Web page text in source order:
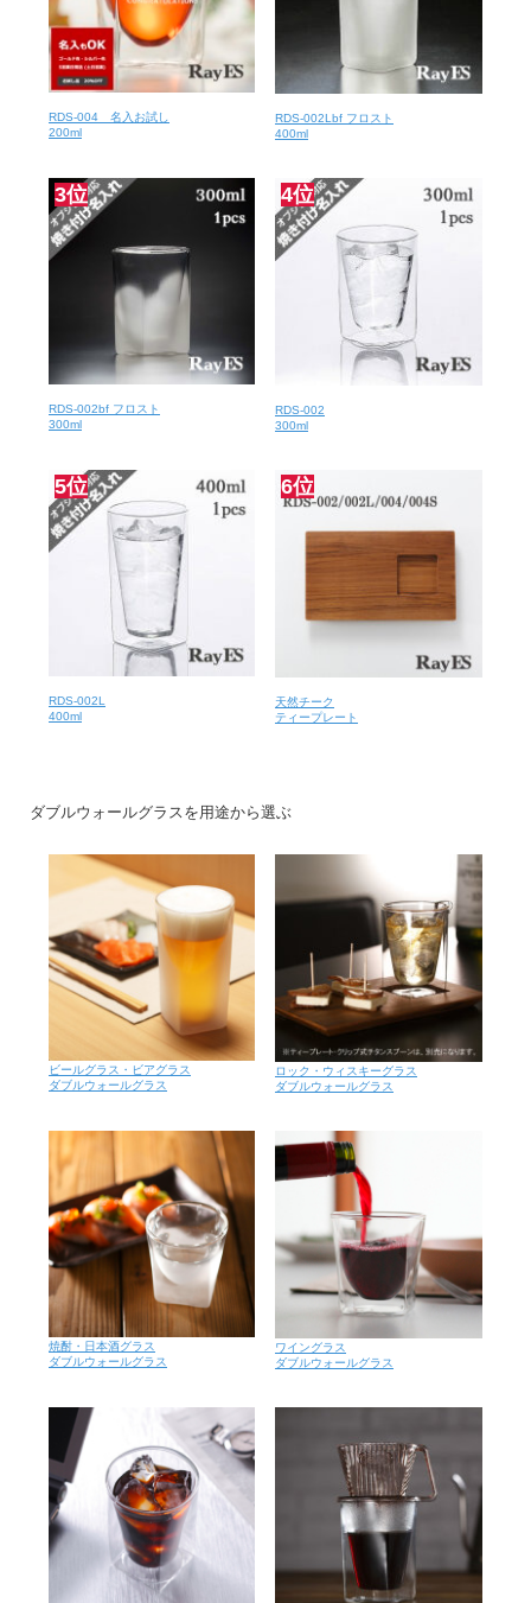
RDS-004 名入お試し
200ml
RDS-002Lbf フロスト
400ml
3位
RDS-002bf フロスト
300ml
4位
RDS-002
300ml
5位
RDS-002L
400ml
6位
天然チーク
ティープレート
ダブルウォールグラスを用途から選ぶ
ビールグラス・ビアグラス
ダブルウォールグラス
ロック・ウィスキーグラス
ダブルウォールグラス
焼酎・日本酒グラス
ダブルウォールグラス
ワイングラス
ダブルウォールグラス